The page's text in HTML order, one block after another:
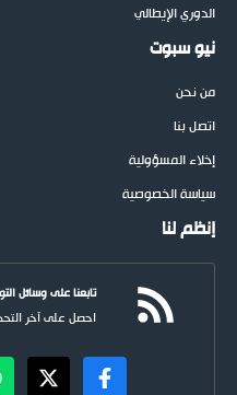
الدوري الإيطالي
نيو سبوت
من نحن
اتصل بنا
إخلاء المسؤولية
سياسة الخصوصية
إنظم لنا
تابعنا على وسائل
احصل على آخر